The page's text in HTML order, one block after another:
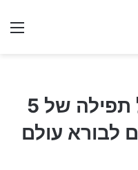
תפילת שמע ישראל תפילה של 5
לבורא עולם